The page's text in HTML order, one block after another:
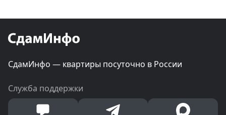
СдамИнфо — квартиры посуточно в России
Служба поддержки